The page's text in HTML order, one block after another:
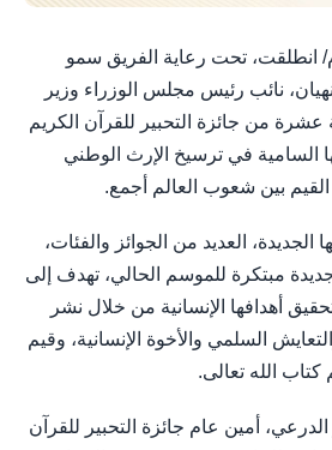
يناير /وام/ انطلقت، تحت رعاية الفريق سمو
نائب رئيس مجلس الوزراء وزير
عشرة من جائزة التحبير للقرآن الكريم
السامية في ترسيخ الإرث الوطني
القيم بين شعوب العالم أجمع.
العديد من الجوائز والفئات،
مبتكرة للموسم الحالي، تهدف إلى
أهدافها الإنسانية من خلال نشر
السلمي والأخوة الإنسانية، وقيم
كتاب الله تعالى.
أمين عام جائزة التحبير للقرآن